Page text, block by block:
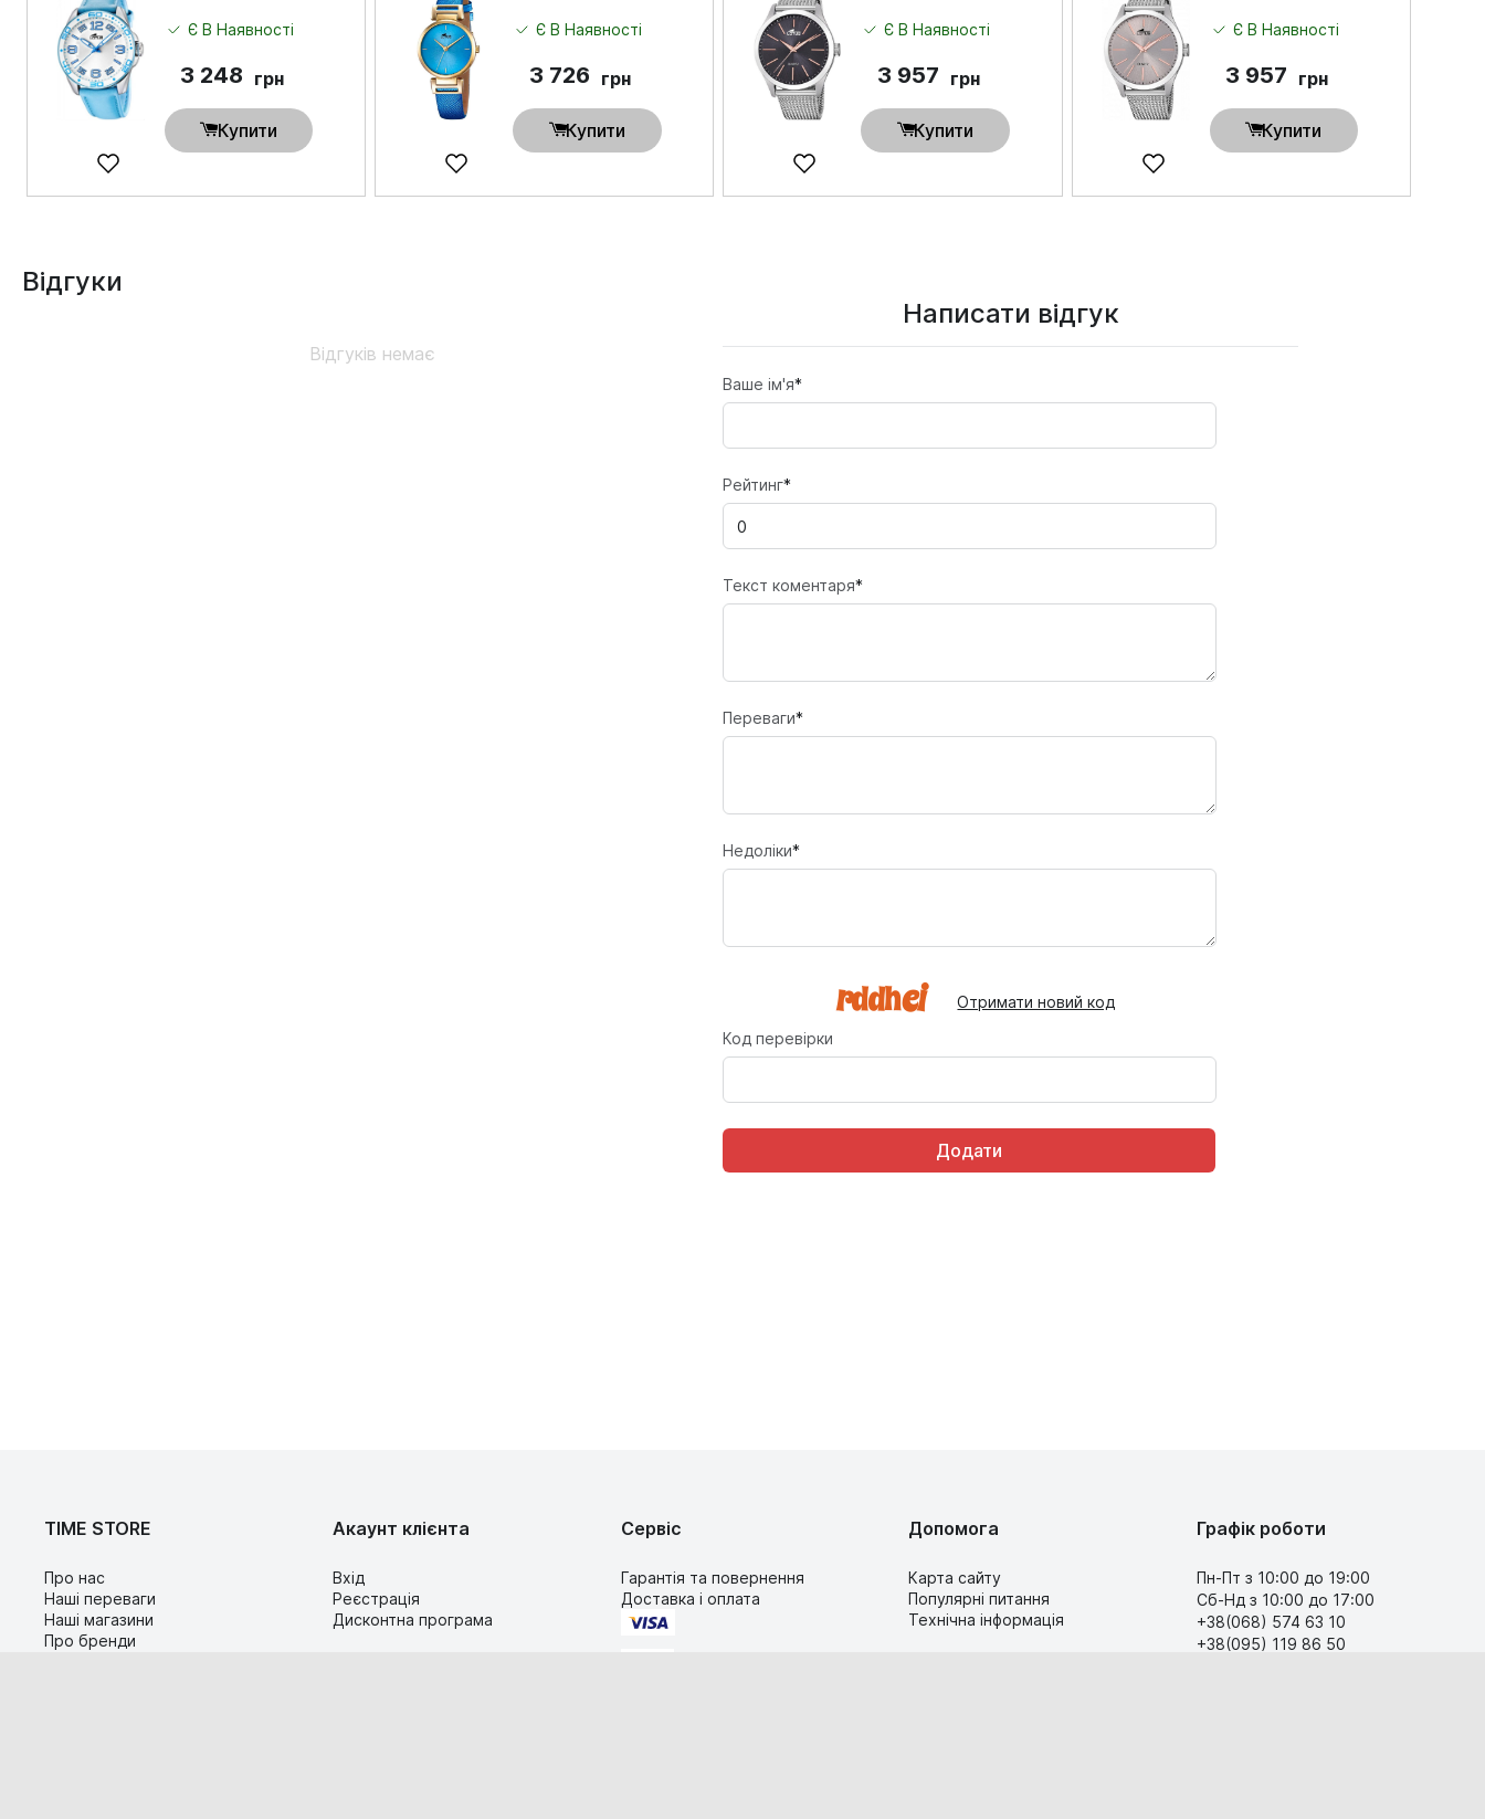
Є В Наявності
3 248 грн
Купити
Є В Наявності
3 726 грн
Купити
Є В Наявності
3 957 грн
Купити
Є В Наявності
3 957 грн
Купити
Відгуки
Відгуків немає
Написати відгук
Ваше ім'я*
Рейтинг*
Текст коментаря*
Переваги*
Недоліки*
Отримати новий код
Код перевірки
TIME STORE
Про нас
Наші переваги
Наші магазини
Про бренди
Акаунт клієнта
Вхід
Реєстрація
Дисконтна програма
Сервіс
Гарантія та повернення
Доставка і оплата
Допомога
Карта сайту
Популярні питання
Технічна інформація
Графік роботи
Пн-Пт з 10:00 до 19:00
Сб-Нд з 10:00 до 17:00
+38(068) 574 63 10
+38(095) 119 86 50